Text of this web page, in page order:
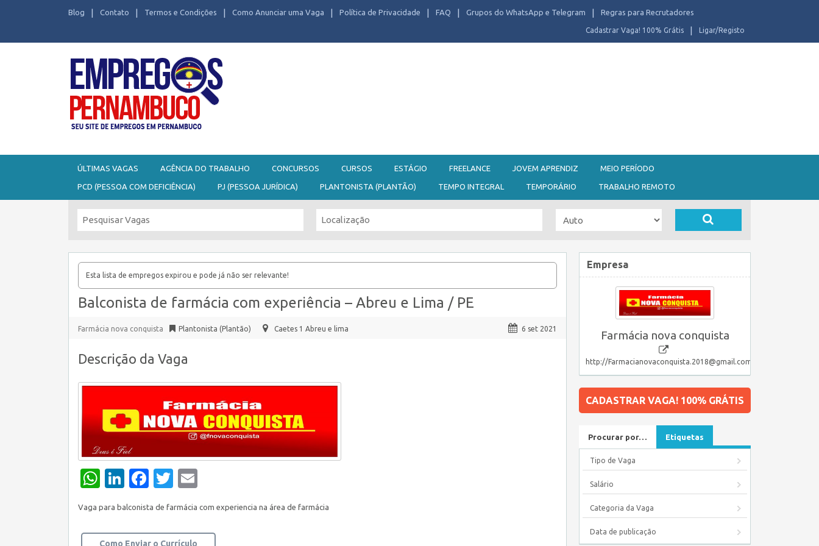
Blog Contato Termos e Condições Como Anunciar uma Vaga Política de Privacidade FAQ Grupos do WhatsApp e Telegram Regras para Recrutadores
Ligar/Registo
Cadastrar Vaga! 100% Grátis
ÚLTIMAS VAGAS AGÊNCIA DO TRABALHO CONCURSOS CURSOS ESTÁGIO FREELANCE JOVEM APRENDIZ MEIO PERÍODO
PCD (PESSOA COM DEFICIÊNCIA) PJ (PESSOA JURÍDICA) PLANTONISTA (PLANTÃO) TEMPO INTEGRAL TEMPORÁRIO TRABALHO REMOTO
Esta lista de empregos expirou e pode já não ser relevante!
Balconista de farmácia com experiência – Abreu e Lima / PE
Farmácia nova conquista Plantonista (Plantão) Caetes 1 Abreu e lima 6 set 2021
Descrição da Vaga
WhatsApp
LinkedIn
Facebook
Twitter
Vaga para balconista de farmácia com experiencia na área de farmácia
Como Enviar o Currículo
Empresa
Farmácia nova conquista
http://Farmacianovaconquista.2018@gmail.com
CADASTRAR VAGA! 100% GRÁTIS
Procurar por… Etiquetas
Tipo de Vaga
Salário
Categoria da Vaga
Data de publicação